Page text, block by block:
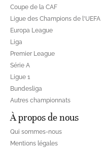
Coupe de la CAF
Ligue des Champions de l'UEFA
Europa League
Liga
Premier League
Série A
Ligue 1
Bundesliga
Autres championnats
À propos de nous
Qui sommes-nous
Mentions légales